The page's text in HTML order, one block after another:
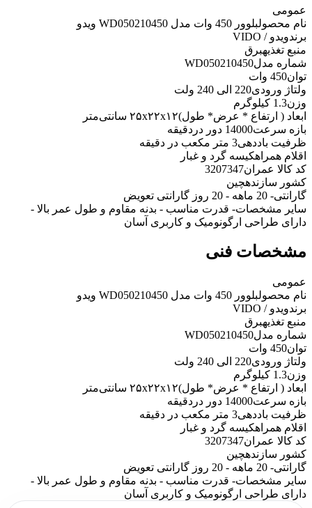
عمومی
نام محصولبلوور 450 وات مدل WD050210450 ویدو
برندویدو / VIDO
منبع تغذیهبرق
شماره مدلWD050210450
توان450 وات
ولتاژ ورودی220 الی 240 ولت
وزن1.3 کیلوگرم
ابعاد ( ارتفاع * عرض* طول)۲۵x۲۲x۱۲ سانتی‌متر
بازه سرعت14000 دور دردقیقه
ظرفیت باددهی3 متر مکعب در دقیقه
اقلام همراهکیسه گرد و غبار
کد کالا عمران3207347
کشور سازندهچین
گارانتی- 20 ماهه - 20 روز گارانتی تعویض
سایر مشخصات- قدرت مناسب - بدنه مقاوم و طول عمر بالا -
دارای طراحی ارگونومیک و کاربری آسان
مشخصات فنی
عمومی
نام محصولبلوور 450 وات مدل WD050210450 ویدو
برندویدو / VIDO
منبع تغذیهبرق
شماره مدلWD050210450
توان450 وات
ولتاژ ورودی220 الی 240 ولت
وزن1.3 کیلوگرم
ابعاد ( ارتفاع * عرض* طول)۲۵x۲۲x۱۲ سانتی‌متر
بازه سرعت14000 دور دردقیقه
ظرفیت باددهی3 متر مکعب در دقیقه
اقلام همراهکیسه گرد و غبار
کد کالا عمران3207347
کشور سازندهچین
گارانتی- 20 ماهه - 20 روز گارانتی تعویض
سایر مشخصات- قدرت مناسب - بدنه مقاوم و طول عمر بالا -
دارای طراحی ارگونومیک و کاربری آسان